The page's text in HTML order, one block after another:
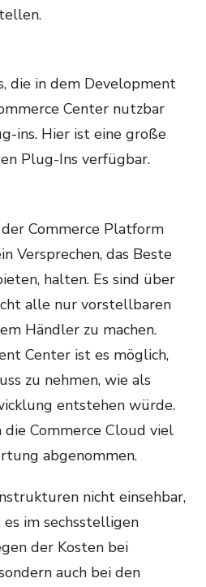
die in dem Development
Center nutzbar
ins. Hier ist eine große
Plug-Ins verfügbar.
Commerce Platform
Versprechen, das Beste
halten. Es sind über
alle nur vorstellbaren
Händler zu machen.
Center ist es möglich,
zu nehmen, wie als
entstehen würde.
Commerce Cloud viel
abgenommen.
nicht einsehbar,
im sechsstelligen
der Kosten bei
auch bei den